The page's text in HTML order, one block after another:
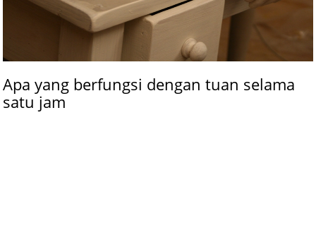
Apa yang berfungsi dengan tuan selama
satu jam